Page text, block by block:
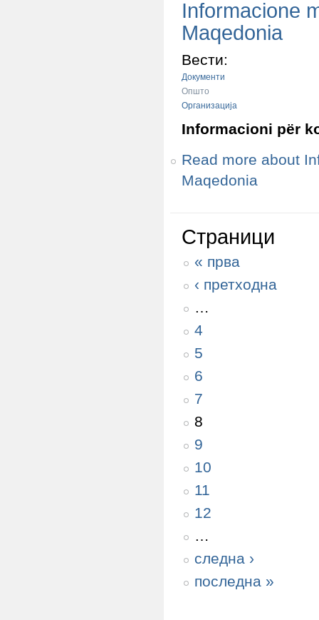
Informacione
Maqedonia
Вести:
Документи
Општо
Организација
Informacioni pёr
Read more about
Maqedonia
Страници
« прва
‹ претходна
…
4
5
6
7
8
9
10
11
12
…
следна ›
последна »